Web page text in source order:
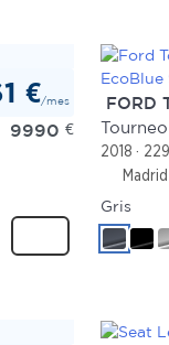
€/mes
9990 €
FORD
2018
Madrid
Gris